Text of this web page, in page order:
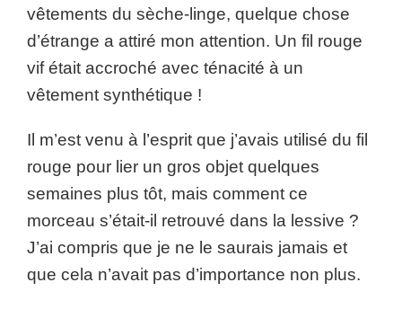
vêtements du sèche-linge, quelque chose
d’étrange a attiré mon attention. Un fil rouge
vif était accroché avec ténacité à un
vêtement synthétique !
Il m’est venu à l’esprit que j’avais utilisé du fil
rouge pour lier un gros objet quelques
semaines plus tôt, mais comment ce
morceau s’était-il retrouvé dans la lessive ?
J’ai compris que je ne le saurais jamais et
que cela n’avait pas d’importance non plus.